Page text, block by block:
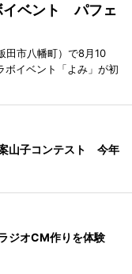
イベント パフェ
田市八幡町）で8月10
ボイベント「よみ」が初
山子コンテスト 今年
ジオCM作りを体験